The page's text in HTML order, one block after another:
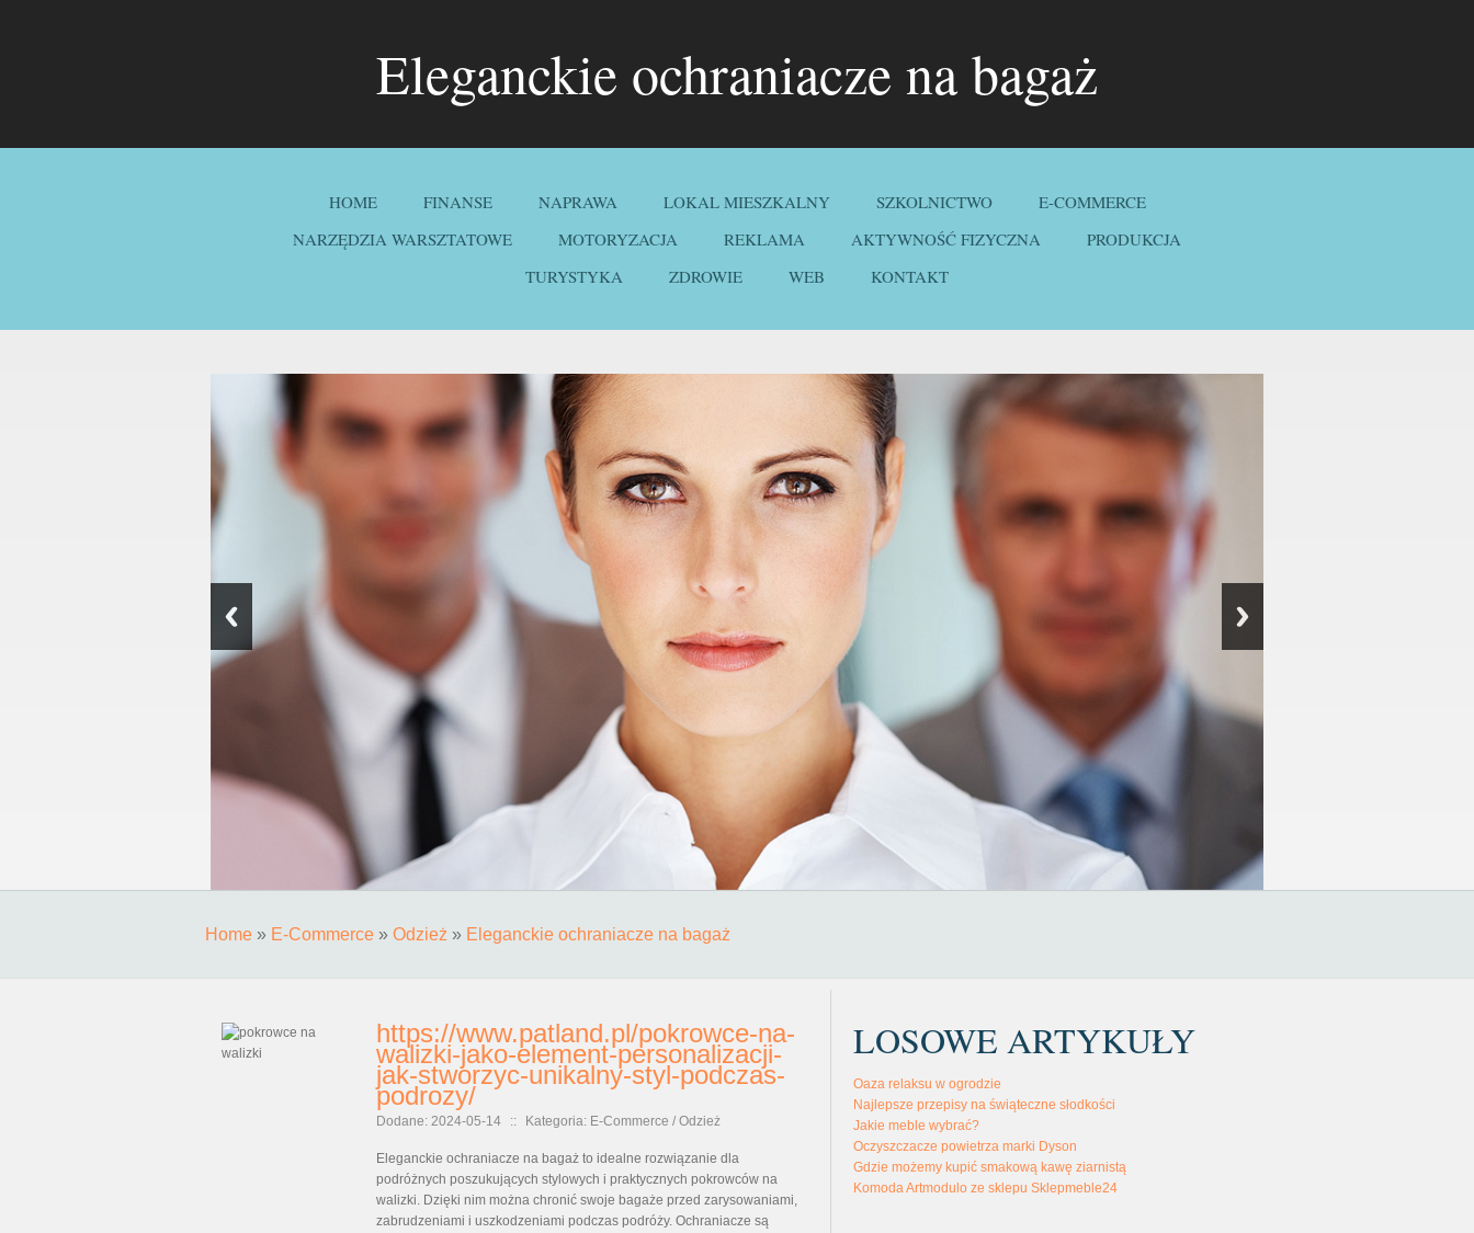
Eleganckie ochraniacze na bagaż
HOME FINANSE NAPRAWA LOKAL MIESZKALNY SZKOLNICTWO
E-COMMERCE
NARZĘDZIA WARSZTATOWE
MOTORYZACJA REKLAMA AKTYWNOŚĆ FIZYCZNA
PRODUKCJA
TURYSTYKA
ZDROWIE WEB KONTAKT
Home » E-Commerce » Odzież » Eleganckie ochraniacze na bagaż
https://www.patland.pl/pokrowce-na-
walizki-jako-element-personalizacji-
jak-stworzyc-unikalny-styl-podczas-
podrozy/
Dodane: 2024-05-14 :: Kategoria: E-Commerce / Odzież
Eleganckie ochraniacze na bagaż to idealne rozwiązanie dla
podróżnych poszukujących stylowych i praktycznych pokrowców na
walizki. Dzięki nim można chronić swoje bagaże przed zarysowaniami,
zabrudzeniami i uszkodzeniami podczas podróży. Ochraniacze są
LOSOWE ARTYKUŁY
Oaza relaksu w ogrodzie
Najlepsze przepisy na świąteczne słodkości
Jakie meble wybrać?
Oczyszczacze powietrza marki Dyson
Gdzie możemy kupić smakową kawę ziarnistą
Komoda Artmodulo ze sklepu Sklepmeble24